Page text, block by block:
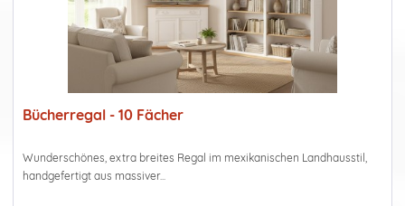
Bücherregal - 10 Fächer
Wunderschönes, extra breites Regal im mexikanischen Landhausstil,
handgefertigt aus massiver...